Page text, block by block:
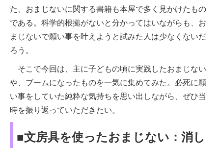
た、おまじないに関する書籍も本屋で多く見かけたもの
である。科学的根拠がないと分かってはいながらも、お
まじないで願い事を叶えようと試みた人は少なくないだ
ろう。
そこで今回は、主に子どもの頃に実践したおまじない
や、ブームになったものを一気に集めてみた。必死に願
い事をしていた純粋な気持ちを思い出しながら、ぜひ当
時を振り返っていただきたい。
■文房具を使ったおまじない：消し